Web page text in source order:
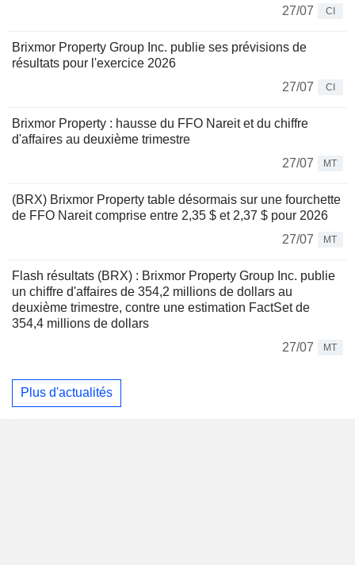
27/07
CI
Brixmor Property Group Inc. publie ses prévisions de
résultats pour l'exercice 2026
27/07
CI
Brixmor Property : hausse du FFO Nareit et du chiffre
d'affaires au deuxième trimestre
27/07
MT
(BRX) Brixmor Property table désormais sur une fourchette
de FFO Nareit comprise entre 2,35 $ et 2,37 $ pour 2026
27/07
MT
Flash résultats (BRX) : Brixmor Property Group Inc. publie
un chiffre d'affaires de 354,2 millions de dollars au
deuxième trimestre, contre une estimation FactSet de
354,4 millions de dollars
27/07
MT
Plus d'actualités